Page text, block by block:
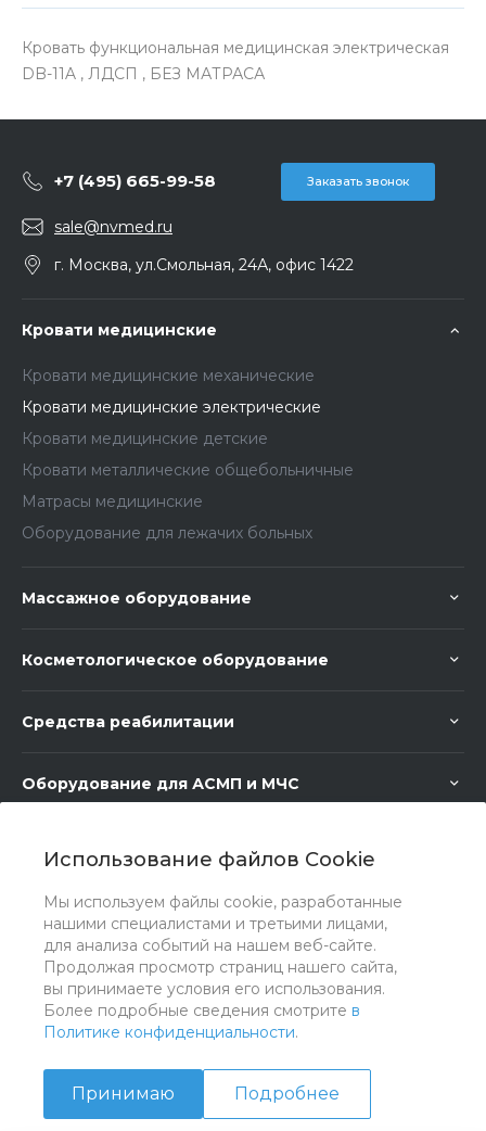
Использование файлов Cookie
Мы используем файлы cookie, разработанные
нашими специалистами и третьими лицами,
для анализа событий на нашем веб-сайте.
Продолжая просмотр страниц нашего сайта,
вы принимаете условия его использования.
Более подробные сведения смотрите в
Политике конфиденциальности.
Принимаю Подробнее
Кровать функциональная медицинская электрическая
DB-11A , ЛДСП , БЕЗ МАТРАСА
+7 (495) 665-99-58 Заказать звонок
sale@nvmed.ru
г. Москва, ул.Смольная, 24А, офис 1422
Кровати медицинские
Кровати медицинские механические
Кровати медицинские электрические
Кровати медицинские детские
Кровати металлические общебольничные
Матрасы медицинские
Оборудование для лежачих больных
Массажное оборудование
Косметологическое оборудование
Средства реабилитации
Оборудование для АСМП и МЧС
Медицинская мебель